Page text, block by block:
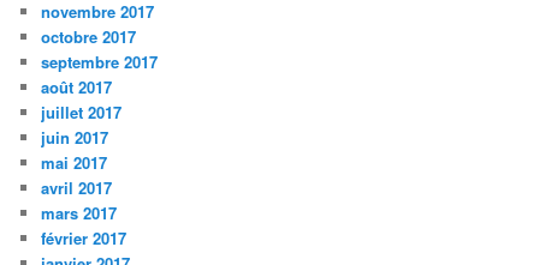
novembre 2017
octobre 2017
septembre 2017
août 2017
juillet 2017
juin 2017
mai 2017
avril 2017
mars 2017
février 2017